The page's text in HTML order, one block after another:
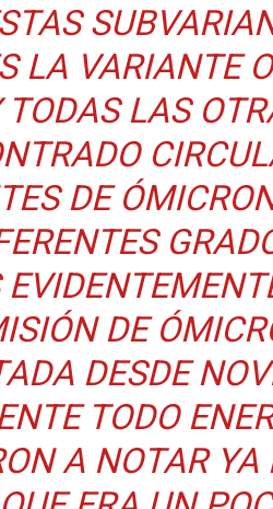
LA VARIANTE
LAS
DE
DE
DESDE
TODO
A NOTAR YA